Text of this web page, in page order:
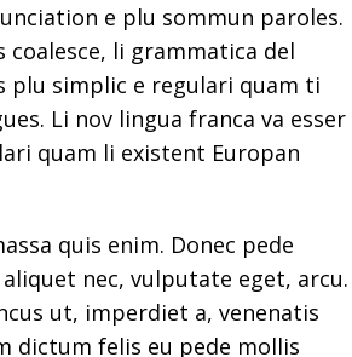
e plu sommun paroles.
coalesce, li grammatica del
plu simplic e regulari quam ti
Li nov lingua franca va esser
quam li existent Europan
quis enim. Donec pede
nec, vulputate eget, arcu.
ut, imperdiet a, venenatis
dictum felis eu pede mollis